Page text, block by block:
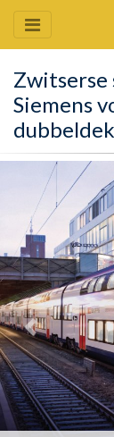
Zwitserse
Siemens